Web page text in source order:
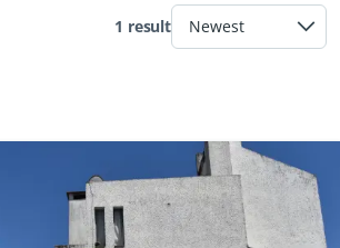
1 result